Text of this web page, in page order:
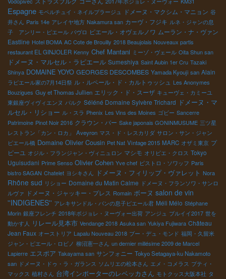
Espagne モペルチュイ・ネイルプラージュ ドメーヌ・マクシム・マニョン 谷
井さん Paris 14e アレイヤ地方 Nakamura san カーヴ・フジキ ルネ・ジャンの息
子 アンリー・ピエール パヴロ ピエール・オヴェルノワ ムーラン・ナ・ヴァン
Eastline Hotel BOMA AC Cote de Brouilly 2018 Beaujolais Nouveaux partis
restaurant EL GINJOLER Kenny Chef Mantani ミーゾ・ヴェール Oita Shun san
ドメーヌ・マルセル・ラピエール Sumeshiya Saint Aubin 1er Cru Tazaki
Shinya DOMAINE YOYO GEORGES DESCOMBES Yamada Kyouji san Alain
ラピエール家の7月14日祭 ル・ルペール・ド・カルトゥッシュ Les Anonymes
Bouzigues Guy et Thomas Jullien エリック・ド・スーザ キューヴェ・カミーユ
東銀座ヴィヴィエンヌ パルク Séléné Domaine Sylvère Trichard ドメーヌ・マ
ルセル・リショー ル・スラ Phenix Les Vins des Moines ゴビー Sancerre
Patrimoine Pinot Noir 2016 クラウン・バー Sake japonais GONINMUSUME 三ツ星
レストラン「カン・ロカ」
Aveyron マス・ド・レスカリダ サロン・サン・ジャン
ピエール橋 Domaine Olivier Cousin Pet Nat Vintage 2015 MARC オザミ東京 プ
ピーユ オジル・フランジャン・ヴィニュロン マシモ オリビエ・クロス Tokyo
Uguisudani Prime Senso Olivier Cohen Yve chef ビストロ・ソワッフ Paris
bistro SAGAN Chatelet ヨシキさん ドメーヌ・フィリップ・ヴァレット Nora
Rhône sud リショー Domaine du Matin Calme ドメーヌ・フランソワ・サンロ
ルヴァ ドメーヌ・ジャッキー・プレス Romain ボーヌ salon de vin
''INDIGENES'' アレキサンドル・バンの息子ピエール君 Méli Mélo Stéphane
Morin 銀座フレンチ 2018年ボジョレ・ヌーヴォー出荷 アンジュ ブルイイ2017 世を
動かす人
リレール見本市 Vendange 2018 Asuka san Yukiya Fujiwara Château
Jean Faux オーストリア Lapalu Nouveau 2018 ブー・デュ・モンド 福岡・久留米
ジャン・ピエール・ロビノ 柳沼憲一さん un dernier millésime 2009 de Marcel
Lapierre エスポア Takayama san サンフォニー Tokyo Setagaya-ku Nakamoto
san ドメーヌ・ドゥ・ラ・ガランス ソムリエの松本さん エメ・コメラス プティ・
マックス 植村さん 台湾インポーターのレベッカさん モトクッス大阪本社 タ